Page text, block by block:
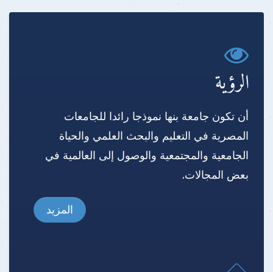
الرؤية
أن تكون جامعة بنها نموذجا رائدا للجامعات
المصرية في التعليم والبحث العلمي والحياة
الجامعية والمجتمعية والوصول إلى العالمية في
بعض المجالات.
المزيد